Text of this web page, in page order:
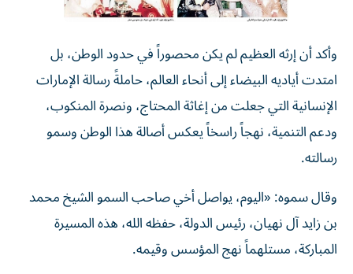
وأكد أن إرثه العظيم لم يكن محصوراً في حدود الوطن، بل
امتدت أياديه البيضاء إلى أنحاء العالم، حاملةً رسالة الإمارات
الإنسانية التي جعلت من إغاثة المحتاج، ونصرة المنكوب،
ودعم التنمية، نهجاً راسخاً يعكس أصالة هذا الوطن وسمو
رسالته.
وقال سموه: «اليوم، يواصل أخي صاحب السمو الشيخ محمد
بن زايد آل نهيان، رئيس الدولة، حفظه الله، هذه المسيرة
المباركة، مستلهماً نهج المؤسس وقيمه.